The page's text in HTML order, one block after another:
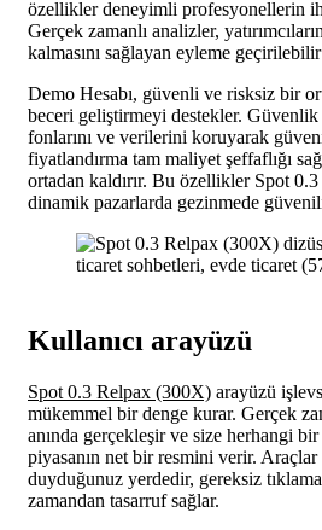
özellikler deneyimli profesyonellerin
Gerçek zamanlı analizler,
kalmasını sağlayan eyleme
Demo Hesabı, güvenli ve risksiz bir
beceri geliştirmeyi destekler. Güvenlik
fonlarını ve verilerini koruyarak
fiyatlandırma tam maliyet şeffaflığı
ortadan kaldırır. Bu özellikler Spot
dinamik pazarlarda gezinmede
Kullanıcı arayüzü
Spot 0.3 Relpax (300X) arayüzü
mükemmel bir denge kurar. Gerçek
anında gerçekleşir ve size herhangi
piyasanın net bir resmini verir.
duyduğunuz yerdedir, gereksiz
zamandan tasarruf sağlar.